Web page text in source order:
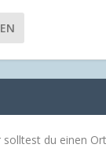
solltest du einen